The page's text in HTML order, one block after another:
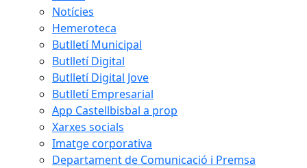
Notícies
Hemeroteca
Butlletí Municipal
Butlletí Digital
Butlletí Digital Jove
Butlletí Empresarial
App Castellbisbal a prop
Xarxes socials
Imatge corporativa
Departament de Comunicació i Premsa